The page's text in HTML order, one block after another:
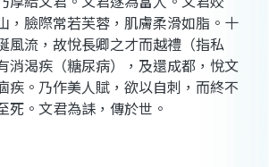
，臉際常若芙蓉，肌膚柔滑如脂。十
風流，故悅長卿之才而越禮（指私
消渴疾（糖尿病），及還成都，悅文
疾。乃作美人賦，欲以自刺，而終不
死。文君為誄，傳於世。